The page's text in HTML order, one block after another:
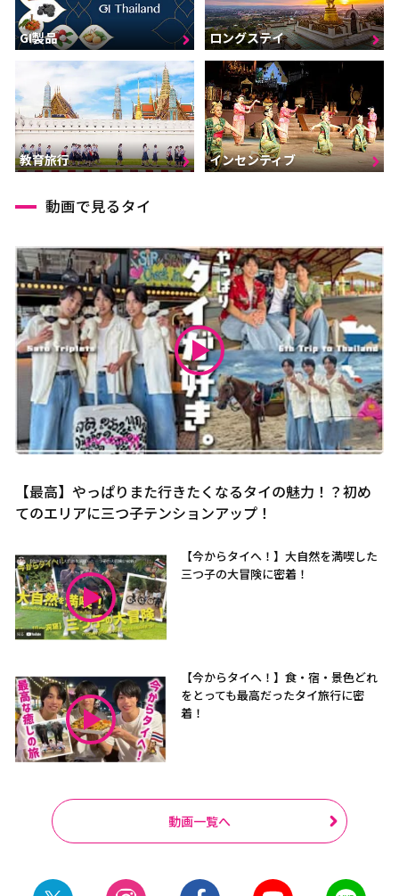
GI製品 ロングステイ
教育旅行 インセンティブ
動画で見るタイ
【最高】やっぱりまた行きたくなるタイの魅力！？初め
てのエリアに三つ子テンションアップ！
【今からタイへ！】大自然を満喫した
三つ子の大冒険に密着！
【今からタイへ！】食・宿・景色どれ
をとっても最高だったタイ旅行に密
着！
動画一覧へ